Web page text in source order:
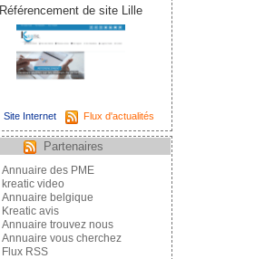
Référencement de site Lille
Site Internet Flux d'actualités
Partenaires
Annuaire des PME
kreatic video
Annuaire belgique
Kreatic avis
Annuaire trouvez nous
Annuaire vous cherchez
Flux RSS